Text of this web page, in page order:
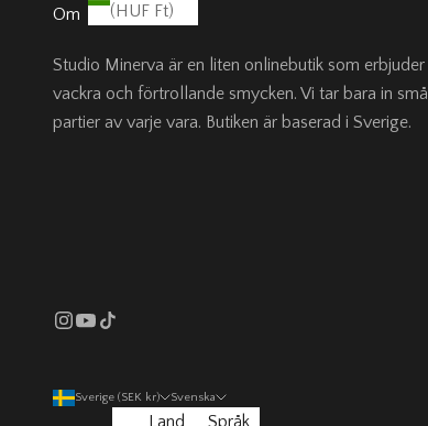
(HUF Ft)
Om
Studio Minerva är en liten onlinebutik som erbjuder
vackra och förtrollande smycken. Vi tar bara in små
partier av varje vara. Butiken är baserad i Sverige.
Sverige (SEK kr)
Land
Svenska
Språk